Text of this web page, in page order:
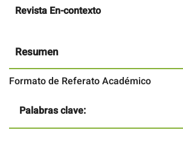
Contenido
principal
Revista En-contexto
Resumen
Formato de Referato Académico
Palabras clave: